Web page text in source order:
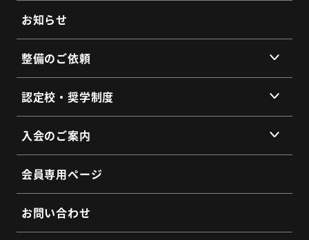
代表挨拶
提携企業・団体一覧
総会・地区会・研修会
会員同士のネットワークづくり
SDGs宣言
お知らせ
整備のご依頼
提供サービス
サービス拠点
よくあるご質問
整備・メンテナンス依頼フォーム
認定校・奨学制度
認定校制度について
全国トラックネット企業紹介
よくあるご質問
認定制度に関するお問い合わせ
入会のご案内
入会の3つのメリット
会員インタビュー
よくあるご質問
入会希望フォーム
会員専用ページ
お問い合わせ